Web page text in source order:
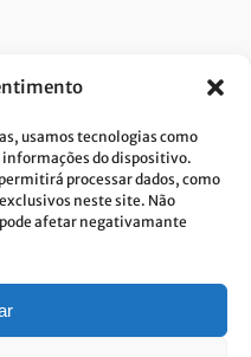
usamos tecnologias como
informações do dispositivo.
processar dados, como
neste site. Não
afetar negativamante
de datos y
Para procesar sus datos